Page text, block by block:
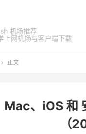
机场推荐
上网机场与客户端下载
 正文
、iOS 和
（